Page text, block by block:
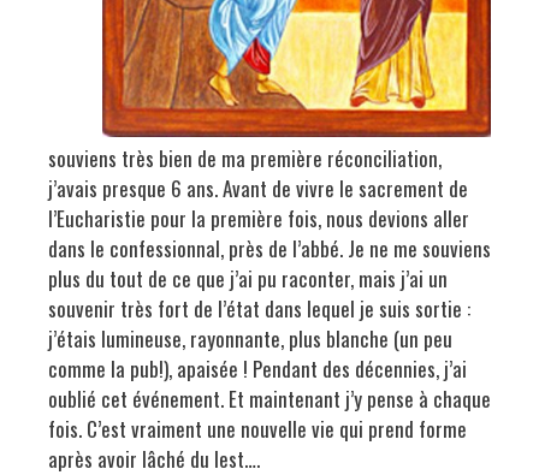
souviens très bien de ma première réconciliation,
j’avais presque 6 ans. Avant de vivre le sacrement de
l’Eucharistie pour la première fois, nous devions aller
dans le confessionnal, près de l’abbé. Je ne me souviens
plus du tout de ce que j’ai pu raconter, mais j’ai un
souvenir très fort de l’état dans lequel je suis sortie :
j’étais lumineuse, rayonnante, plus blanche (un peu
comme la pub!), apaisée ! Pendant des décennies, j’ai
oublié cet événement. Et maintenant j’y pense à chaque
fois. C’est vraiment une nouvelle vie qui prend forme
après avoir lâché du lest….